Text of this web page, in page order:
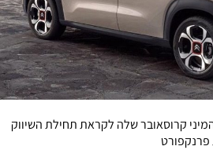
קרוסאובר שלה לקראת תחילת השיווק